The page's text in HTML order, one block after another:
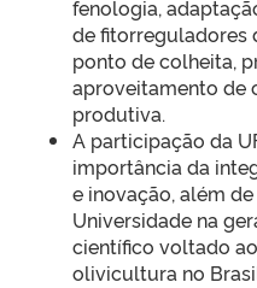
fenologia,
de fitorreguladores
ponto de colheita,
aproveitamento de
produtiva.
A participação da
importância da
e inovação, além
Universidade na
científico voltado
olivicultura no